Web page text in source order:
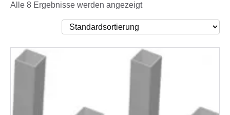
Alle 8 Ergebnisse werden angezeigt